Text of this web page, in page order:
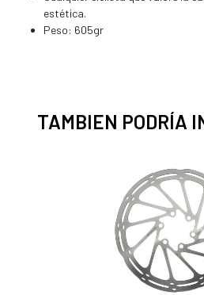
estética.
Peso: 605gr
TAMBIEN PODRÍA